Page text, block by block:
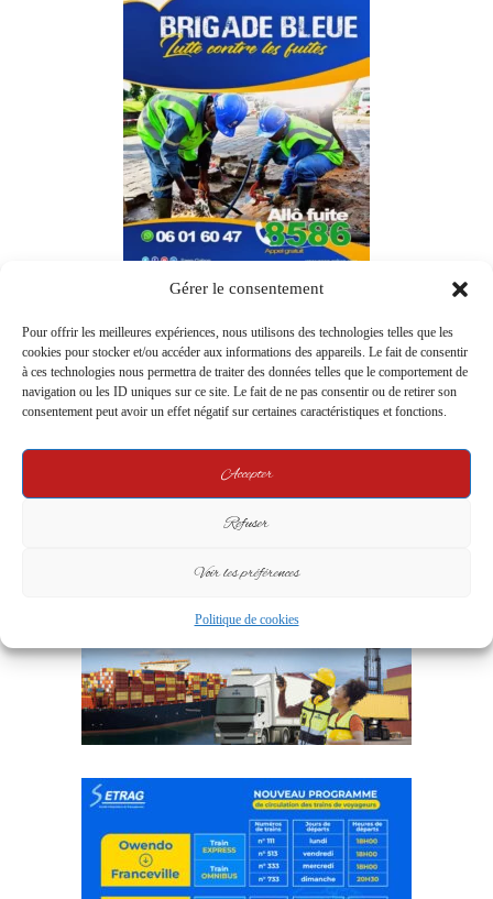
Gérer le consentement
Pour offrir les meilleures expériences, nous utilisons des technologies telles que les
cookies pour stocker et/ou accéder aux informations des appareils. Le fait de consentir
à ces technologies nous permettra de traiter des données telles que le comportement de
navigation ou les ID uniques sur ce site. Le fait de ne pas consentir ou de retirer son
consentement peut avoir un effet négatif sur certaines caractéristiques et fonctions.
Accepter
Refuser
Voir les préférences
Politique de cookies